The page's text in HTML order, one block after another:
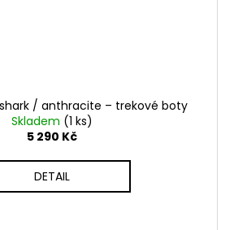
shark / anthracite – trekové boty
Skladem (1 ks)
5 290 Kč
DETAIL